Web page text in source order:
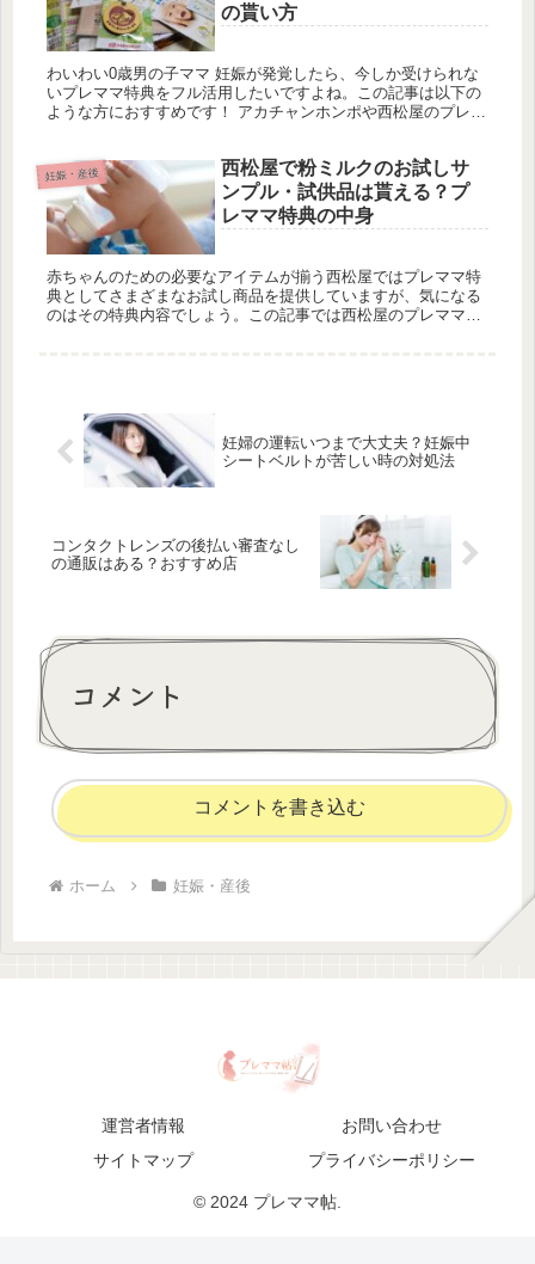
の貰い方
わいわい0歳男の子ママ 妊娠が発覚したら、今しか受けられな
いプレママ特典をフル活用したいですよね。この記事は以下の
ような方におすすめです！ アカチャンホンポや西松屋のプレマ
妊娠・産後
西松屋で粉ミルクのお試しサ
ンプル・試供品は貰える？プ
レママ特典の中身
赤ちゃんのための必要なアイテムが揃う西松屋ではプレママ特
典としてさまざまなお試し商品を提供していますが、気になる
のはその特典内容でしょう。この記事では西松屋のプレママ特
妊婦の運転いつまで大丈夫？妊娠中
シートベルトが苦しい時の対処法
コンタクトレンズの後払い審査なし
の通販はある？おすすめ店
コメント
コメントを書き込む
ホーム 妊娠・産後
運営者情報
お問い合わせ
サイトマップ
プライバシーポリシー
© 2024 プレママ帖.